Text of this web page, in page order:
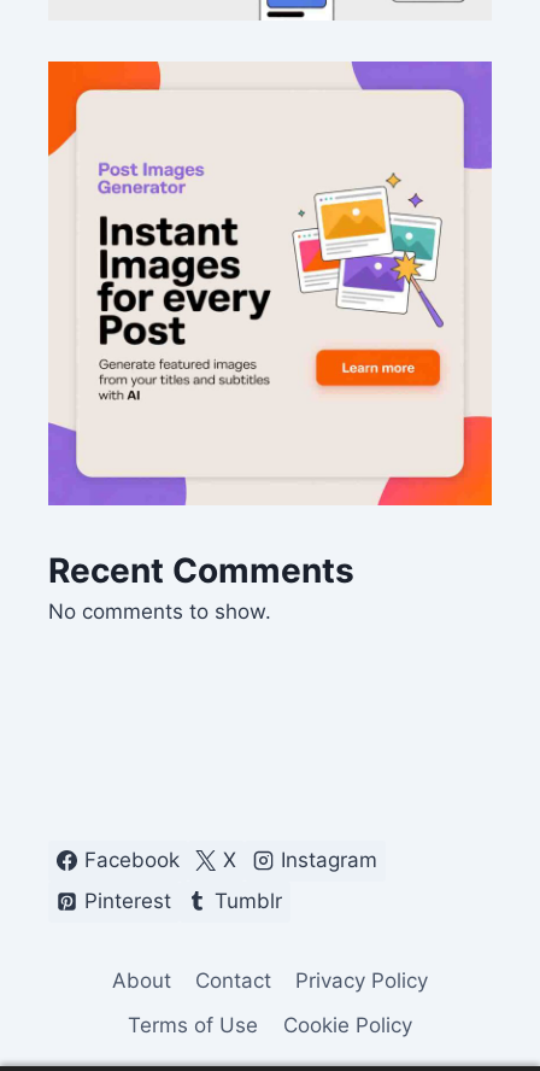
Recent Comments
No comments to show.
Facebook X
Instagram
Pinterest
Tumblr
About Contact
Privacy Policy
Terms of Use
Cookie Policy